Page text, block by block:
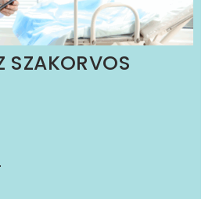
SZAKORVOS